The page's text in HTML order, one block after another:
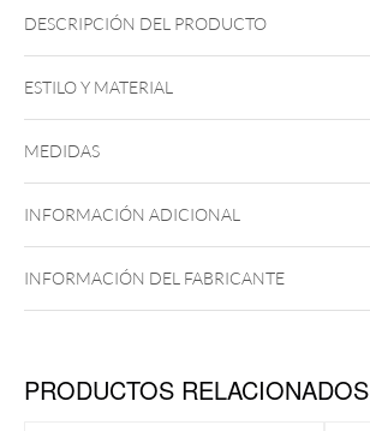
DESCRIPCIÓN DEL PRODUCTO
ESTILO Y MATERIAL
Negro
MEDIDAS
INFORMACIÓN ADICIONAL
INFORMACIÓN DEL FABRICANTE
PRODUCTOS RELACIONADOS